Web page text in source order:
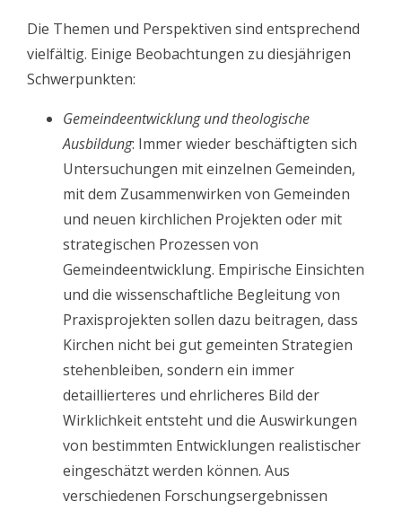
Die Themen und Perspektiven sind entsprechend
vielfältig. Einige Beobachtungen zu diesjährigen
Schwerpunkten:
Gemeindeentwicklung und theologische
Ausbildung: Immer wieder beschäftigten sich
Untersuchungen mit einzelnen Gemeinden,
mit dem Zusammenwirken von Gemeinden
und neuen kirchlichen Projekten oder mit
strategischen Prozessen von
Gemeindeentwicklung. Empirische Einsichten
und die wissenschaftliche Begleitung von
Praxisprojekten sollen dazu beitragen, dass
Kirchen nicht bei gut gemeinten Strategien
stehenbleiben, sondern ein immer
detaillierteres und ehrlicheres Bild der
Wirklichkeit entsteht und die Auswirkungen
von bestimmten Entwicklungen realistischer
eingeschätzt werden können. Aus
verschiedenen Forschungsergebnissen